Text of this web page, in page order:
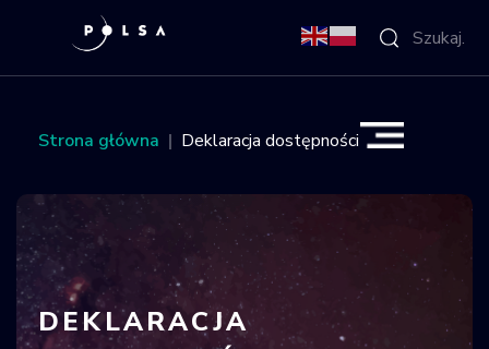
O Agencji
Aktywności
Misja IGNIS
NSIS
Strona główna Deklaracja dostępności
DEKLARACJA